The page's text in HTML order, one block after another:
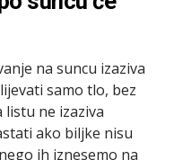
na suncu izaziva
samo tlo, bez
listu ne izaziva
ako biljke nisu
ih iznesemo na